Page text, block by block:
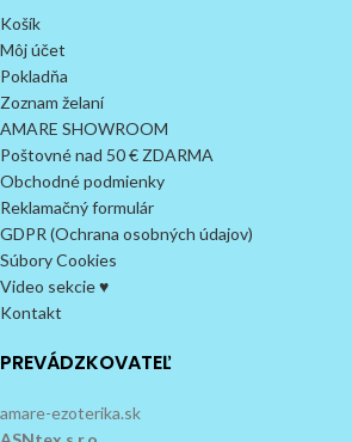
Košík
Môj účet
Pokladňa
Zoznam želaní
AMARE SHOWROOM
Poštovné nad 50 € ZDARMA
Obchodné podmienky
Reklamačný formulár
GDPR (Ochrana osobných údajov)
Súbory Cookies
Video sekcie ♥
Kontakt
PREVÁDZKOVATEĽ
amare-ezoterika.sk